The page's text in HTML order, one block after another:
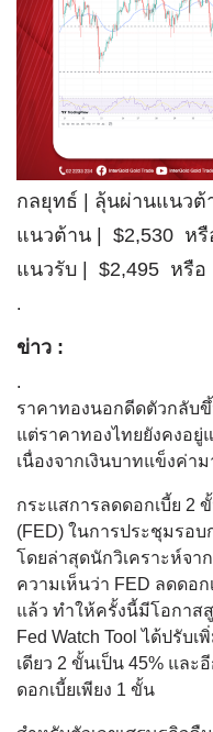
กลยุทธ์ | ลุ้นผ่านแนวต้
แนวต้าน | $2,530 ห
แนวรับ | $2,495 หรื
.
ข่าว :
.
ราคาทองนอกดีดตัวกลับ
แต่ราคาทองไทยยังคงอยู่
เนื่องจากเงินบาทแข็งค่า
กระแสการลดดอกเบี้ย 2
(FED) ในการประชุมรอบ
โดยล่าสุดนักวิเคราะห์จา
ความเห็นว่า FED ลดดอ
แล้ว ทำให้ครั้งนี้มีโอกาส
Fed Watch Tool ได้ปรับ
เดียว 2 ขั้นเป็น 45% และ
ดอกเบี้ยเพียง 1 ขั้น